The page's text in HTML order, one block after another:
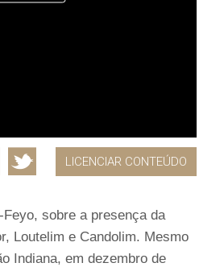
LICENCIAR CONTEÚDO
sobre a presença da
Loutelim e Candolim. Mesmo
Indiana, em dezembro de